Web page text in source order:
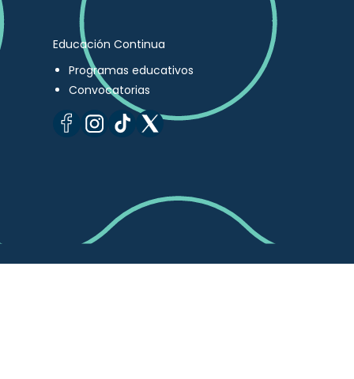
Educación Continua
Programas educativos
Convocatorias